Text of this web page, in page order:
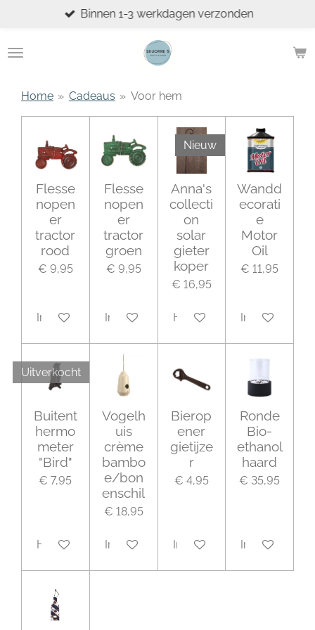
naar
Binnen 1-3 werkdagen verzonden
Home » Cadeaus » Voor hem
Flesse
nopen
er
tractor
rood
€ 9,95
In winkelwagen
Flesse
nopen
er
tractor
groen
€ 9,95
In winkelwagen
Nieuw
Anna's
collecti
on
solar
gieter
koper
€ 16,95
Houd mij op de hoogte
Wandd
ecorati
e
Motor
Oil
€ 11,95
In
Uitverkocht
Buitent
hermo
meter
"Bird"
€ 7,95
Houd mij op de hoogte
Vogelh
uis
crème
bambo
e/bon
enschil
€ 18,95
In winkelwagen
Bierop
ener
gietijze
r
€ 4,95
In winkelwagen
Ronde
Bio-
ethanol
haard
€ 35,95
In